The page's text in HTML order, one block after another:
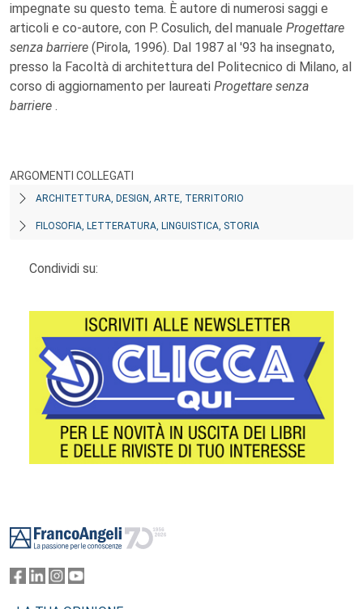
impegnate su questo tema. È autore di numerosi saggi e
articoli e co-autore, con P. Cosulich, del manuale Progettare
senza barriere (Pirola, 1996). Dal 1987 al '93 ha insegnato,
presso la Facoltà di architettura del Politecnico di Milano, al
corso di aggiornamento per laureati Progettare senza
barriere .
ARGOMENTI COLLEGATI
ARCHITETTURA, DESIGN, ARTE, TERRITORIO
FILOSOFIA, LETTERATURA, LINGUISTICA, STORIA
Condividi su: